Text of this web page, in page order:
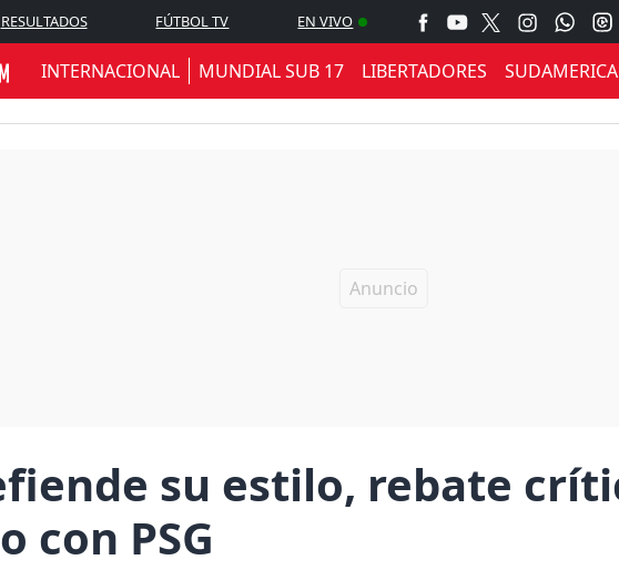
RESULTADOS FÚTBOL TV EN VIVO
INTERNACIONAL MUNDIAL SUB 17 LIBERTADORES
su estilo, rebate
con PSG